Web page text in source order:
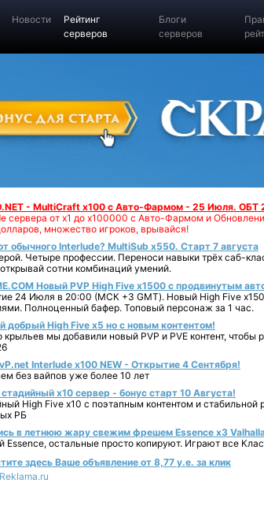
Новости
Рейтинг
серверов
Блоги
серверов
- MultiCraft x100 с Авто-Фармом - 25 Июля. ОБТ
сервера от х1 до х100000 с Авто-Фармом и
множество игроков, врывайся!
обычного Interlude? MultiSub x550. Старт 7 августа
Четыре профессии. Переноси навыки трёх саб-
сотни комбинаций умений.
Новый PVP High Five x1500 с продвинутым
24 Июля в 20:00 (МСК +3 GMT). Новый High Five
Полноценный бафер. Топовый персонаж за 1 час.
добрый High Five x5 но с новым контентом!
крыльев мы добавили новый PVP и PVE контент, чтобы
Interlude х100 NEW - Открытие 4 Сентября!
без вайпов уже более 10 лет
х10 сервер - бонус старт 10 Августа!
High Five x10 с поэтапным контентом и стабильной
РБ
в летнюю жару свежим фрешем Essence x3
Essence, остальные просто копируют. Играют все
здесь Ваше объявление от 8,77 у.е. за клик